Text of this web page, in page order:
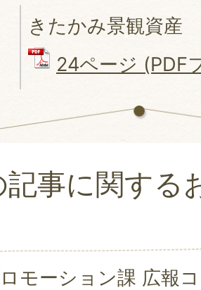
きたかみ景観資産
24ページ (PDF
記事に関する
モーション課 広報